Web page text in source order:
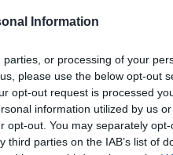
Information
or processing of your
please use the below opt-out
opt-out request is processed
information utilized by us
opt-out. You may separately
parties on the IAB’s list of
köszönhetően